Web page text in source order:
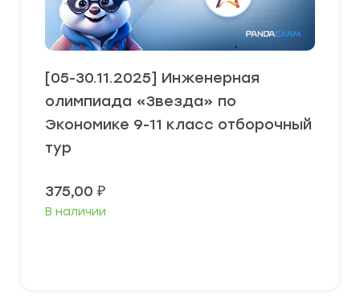
[05-30.11.2025] Инженерная
олимпиада «Звезда» по
Экономике 9-11 класс отборочный
тур
375,00 ₽
В наличии